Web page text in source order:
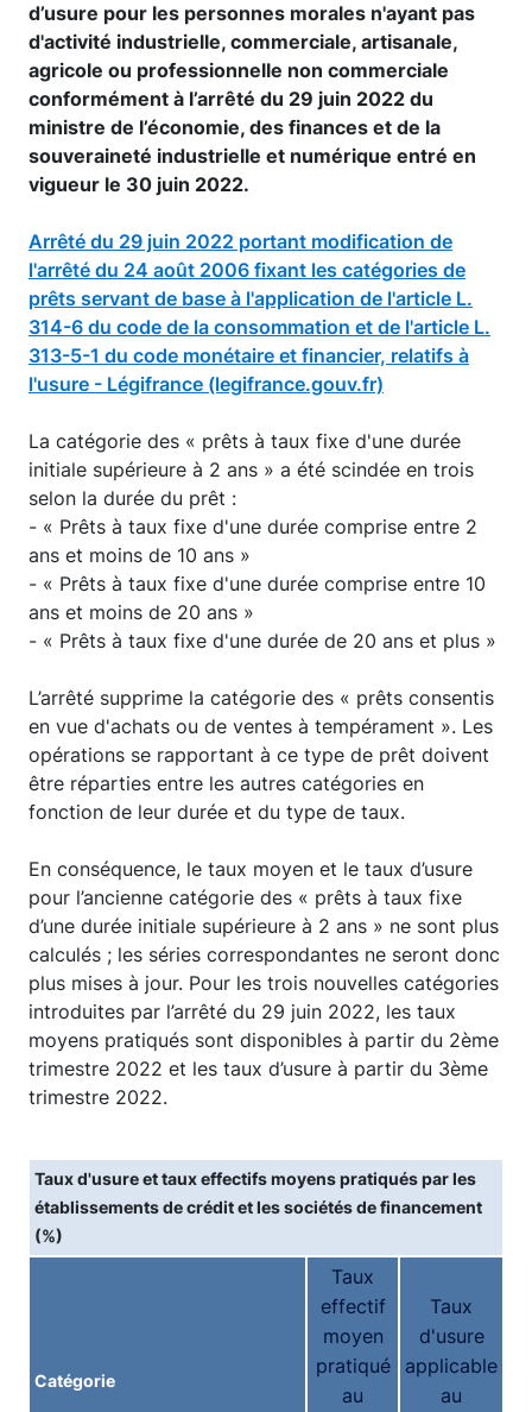
d’usure pour les personnes morales n'ayant pas
d'activité industrielle, commerciale, artisanale,
agricole ou professionnelle non commerciale
conformément à l’arrêté du 29 juin 2022 du
ministre de l’économie, des finances et de la
souveraineté industrielle et numérique entré en
vigueur le 30 juin 2022.
Arrêté du 29 juin 2022 portant modification de
l'arrêté du 24 août 2006 fixant les catégories de
prêts servant de base à l'application de l'article L.
314-6 du code de la consommation et de l'article L.
313-5-1 du code monétaire et financier, relatifs à
l'usure - Légifrance (legifrance.gouv.fr)
La catégorie des « prêts à taux fixe d'une durée
initiale supérieure à 2 ans » a été scindée en trois
selon la durée du prêt :
- « Prêts à taux fixe d'une durée comprise entre 2
ans et moins de 10 ans »
- « Prêts à taux fixe d'une durée comprise entre 10
ans et moins de 20 ans »
- « Prêts à taux fixe d'une durée de 20 ans et plus »
L’arrêté supprime la catégorie des « prêts consentis
en vue d'achats ou de ventes à tempérament ». Les
opérations se rapportant à ce type de prêt doivent
être réparties entre les autres catégories en
fonction de leur durée et du type de taux.
En conséquence, le taux moyen et le taux d’usure
pour l’ancienne catégorie des « prêts à taux fixe
d’une durée initiale supérieure à 2 ans » ne sont plus
calculés ; les séries correspondantes ne seront donc
plus mises à jour. Pour les trois nouvelles catégories
introduites par l’arrêté du 29 juin 2022, les taux
moyens pratiqués sont disponibles à partir du 2ème
trimestre 2022 et les taux d’usure à partir du 3ème
trimestre 2022.
Taux d'usure et taux effectifs moyens pratiqués par les
établissements de crédit et les sociétés de financement
(%)
Catégorie
Taux
effectif
moyen
pratiqué
au
Taux
d'usure
applicable
au